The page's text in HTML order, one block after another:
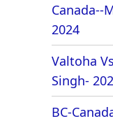
Canada--
2024
Valtoha
Singh-
BC-